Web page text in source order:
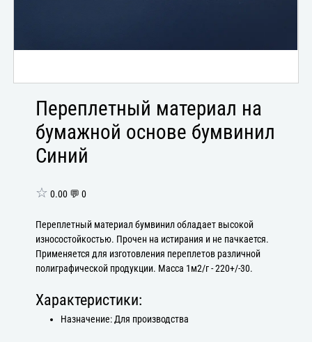
Переплетный материал на
бумажной основе бумвинил
Синий
☆ 0.00 💬 0
Переплетный материал бумвинил обладает высокой
износостойкостью. Прочен на истирания и не пачкается.
Применяется для изготовления переплетов различной
полиграфической продукции. Масса 1м2/г - 220+/-30.
Характеристики:
Назначение: Для производства